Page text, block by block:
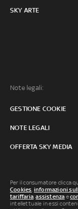
SKY ARTE
Note legali:
GESTIONE COOKIE
NOTE LEGALI
OFFERTA SKY MEDIA
Per il consumatore clicca
Cookies, informazioni
tariffaria,assistenza e
intellettuale in essi